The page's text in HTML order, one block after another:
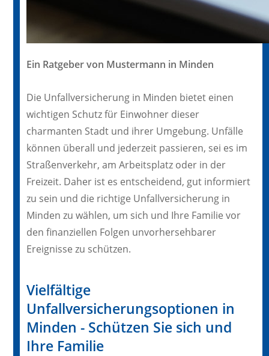
Ein Ratgeber von Mustermann in Minden
Die Unfallversicherung in Minden bietet einen
wichtigen Schutz für Einwohner dieser
charmanten Stadt und ihrer Umgebung. Unfälle
können überall und jederzeit passieren, sei es im
Straßenverkehr, am Arbeitsplatz oder in der
Freizeit. Daher ist es entscheidend, gut informiert
zu sein und die richtige Unfallversicherung in
Minden zu wählen, um sich und Ihre Familie vor
den finanziellen Folgen unvorhersehbarer
Ereignisse zu schützen.
Vielfältige
Unfallversicherungsoptionen in
Minden - Schützen Sie sich und
Ihre Familie